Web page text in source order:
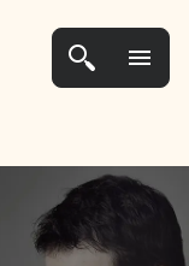
DE PAGE
menu